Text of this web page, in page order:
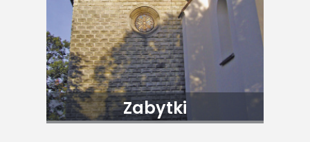
Zabytki